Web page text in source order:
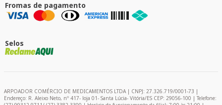
Fromas de pagamento
Selos
ARPOADOR COMÉRCIO DE MEDICAMENTOS LTDA | CNPJ: 27.326.719/0001-73 |
Endereço: R. Aleixo Neto, nº 417- loja 01- Santa Lúcia- Vitória/ES CEP: 29056-100 | Telefone: